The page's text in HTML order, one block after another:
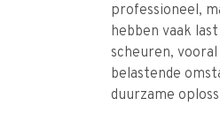
professioneel,
hebben vaak
scheuren,
belastende
duurzame